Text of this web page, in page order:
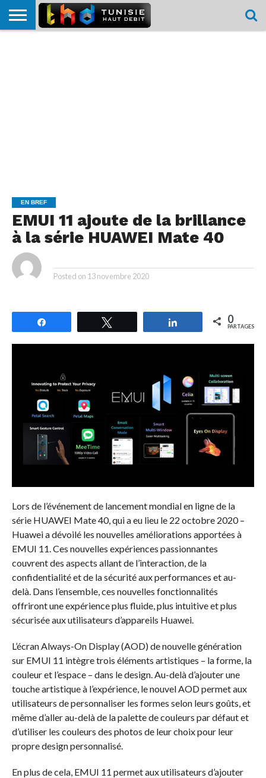
EN BREF
EMUI 11 ajoute de la brillance
à la série HUAWEI Mate 40
Posted on 13 novembre 2020
Partagez 0
PARTAGES
Lors de l’événement de lancement mondial en ligne de la
série HUAWEI Mate 40, qui a eu lieu le 22 octobre 2020 –
Huawei a dévoilé les nouvelles améliorations apportées à
EMUI 11. Ces nouvelles expériences passionnantes
couvrent des aspects allant de l’interaction, de la
confidentialité et de la sécurité aux performances et au-
delà. Dans l’ensemble, ces nouvelles fonctionnalités
offriront une expérience plus fluide, plus intuitive et plus
sécurisée aux utilisateurs d’appareils Huawei.
L’écran Always-On Display (AOD) de nouvelle génération
sur EMUI 11 intègre trois éléments artistiques – la forme, la
couleur et l’espace – dans le design. Au-delà d’ajouter une
touche artistique à l’expérience, le nouvel AOD permet aux
utilisateurs de personnaliser les formes selon leurs goûts, et
même d’aller au-delà de la palette de couleurs par défaut et
d’utiliser les couleurs des photos de leur choix pour leur
propre design personnalisé.
En plus de cela, EMUI 11 permet aux utilisateurs d’ajouter